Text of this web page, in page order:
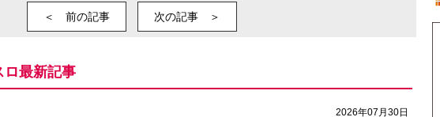
＜ 前の記事 次の記事 ＞
ロ最新記事
2026年07月30日